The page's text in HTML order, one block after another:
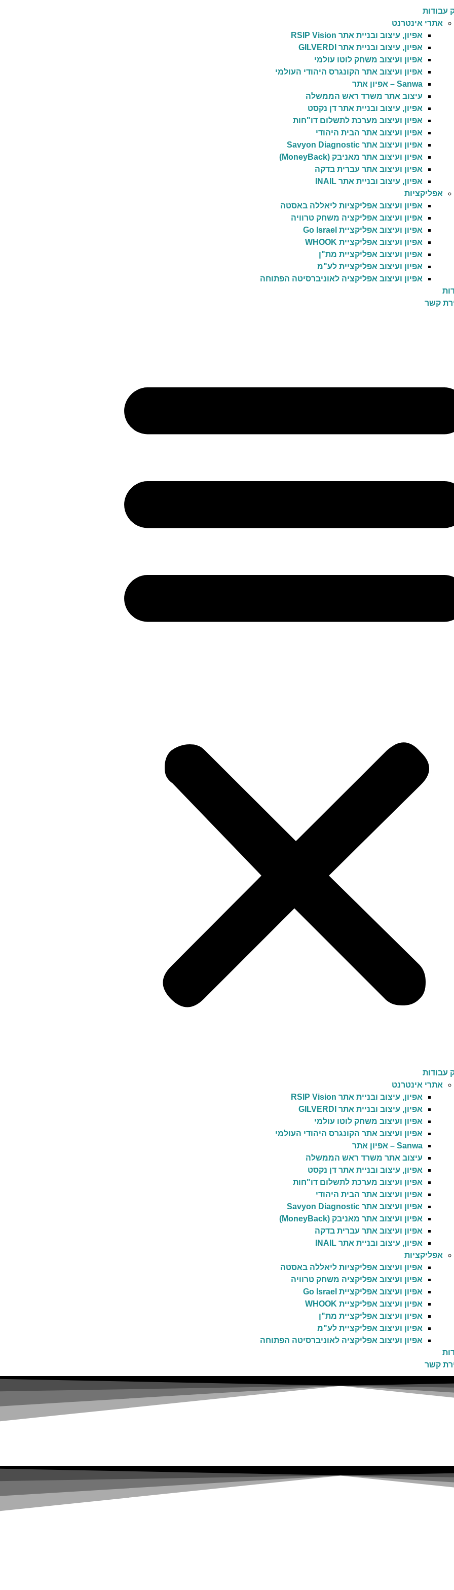
עבודות
אתרי אינטרנט
אפיון, עיצוב ובניית אתר RSIP Vision
אפיון, עיצוב ובניית אתר GILVERDI
אפיון ועיצוב משחק לוטו עולמי
אפיון ועיצוב אתר הקונגרס היהודי העולמי
Sanwa – אפיון אתר
עיצוב אתר משרד ראש הממשלה
אפיון, עיצוב ובניית אתר דן נקסט
אפיון ועיצוב מערכת לתשלום דו"חות
אפיון ועיצוב אתר הבית היהודי
אפיון ועיצוב אתר Savyon Diagnostic
אפיון ועיצוב אתר מאניבק (MoneyBack)
אפיון ועיצוב אתר עברית בדקה
אפיון, עיצוב ובניית אתר INAIL
אפליקציות
אפיון ועיצוב אפליקציות ליאללה באסטה
אפיון ועיצוב אפליקציה משחק טרוויה
אפיון ועיצוב אפליקציית Go Israel
אפיון ועיצוב אפליקציית WHOOK
אפיון ועיצוב אפליקציית מת"ן
אפיון ועיצוב אפליקציית לע"מ
אפיון ועיצוב אפליקציה לאוניברסיטה הפתוחה
קשר
עבודות
אתרי אינטרנט
אפיון, עיצוב ובניית אתר RSIP Vision
אפיון, עיצוב ובניית אתר GILVERDI
אפיון ועיצוב משחק לוטו עולמי
אפיון ועיצוב אתר הקונגרס היהודי העולמי
Sanwa – אפיון אתר
עיצוב אתר משרד ראש הממשלה
אפיון, עיצוב ובניית אתר דן נקסט
אפיון ועיצוב מערכת לתשלום דו"חות
אפיון ועיצוב אתר הבית היהודי
אפיון ועיצוב אתר Savyon Diagnostic
אפיון ועיצוב אתר מאניבק (MoneyBack)
אפיון ועיצוב אתר עברית בדקה
אפיון, עיצוב ובניית אתר INAIL
אפליקציות
אפיון ועיצוב אפליקציות ליאללה באסטה
אפיון ועיצוב אפליקציה משחק טרוויה
אפיון ועיצוב אפליקציית Go Israel
אפיון ועיצוב אפליקציית WHOOK
אפיון ועיצוב אפליקציית מת"ן
אפיון ועיצוב אפליקציית לע"מ
אפיון ועיצוב אפליקציה לאוניברסיטה הפתוחה
קשר